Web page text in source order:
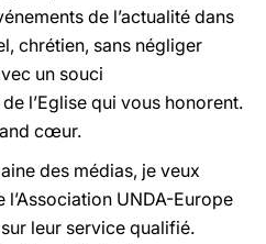
de l’actualité dans
chrétien, sans négliger
un souci
l’Eglise qui vous honorent.
cœur.
des médias, je veux
UNDA-Europe
leur service qualifié.